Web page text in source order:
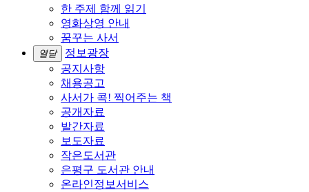
한 주제 함께 읽기
영화상영 안내
꿈꾸는 사서
열닫
정보광장
공지사항
채용공고
사서가 콕! 찍어주는 책
공개자료
발간자료
보도자료
작은도서관
은평구 도서관 안내
온라인정보서비스